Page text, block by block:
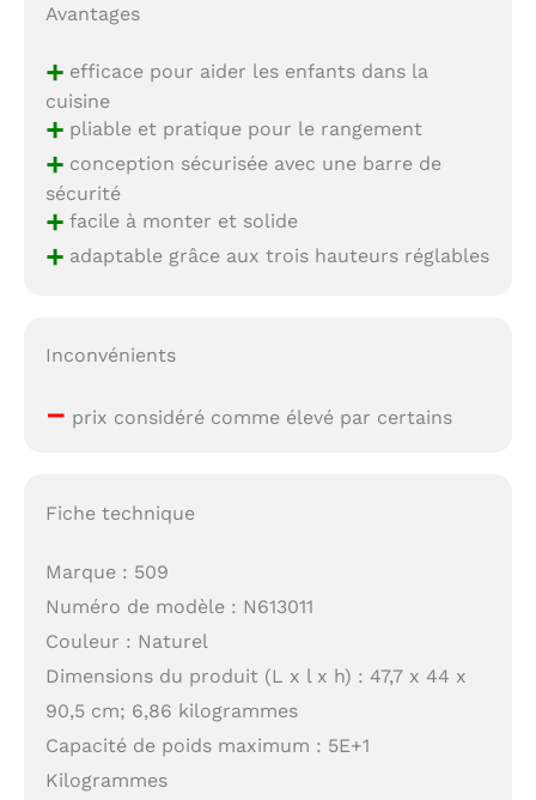
Avantages
+efficace pour aider les enfants dans la
cuisine
+pliable et pratique pour le rangement
+conception sécurisée avec une barre de
sécurité
+facile à monter et solide
+adaptable grâce aux trois hauteurs réglables
Inconvénients
– prix considéré comme élevé par certains
Fiche technique
Marque : 509
Numéro de modèle : N613011
Couleur : Naturel
Dimensions du produit (L x l x h) : 47,7 x 44 x
90,5 cm; 6,86 kilogrammes
Capacité de poids maximum : 5E+1
Kilogrammes